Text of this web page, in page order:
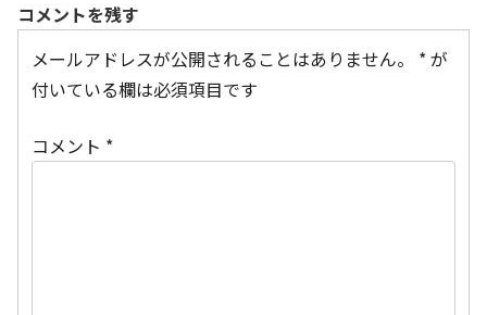
コメントを残す
メールアドレスが公開されることはありません。
*が
付いている欄は必須項目です
コメント *